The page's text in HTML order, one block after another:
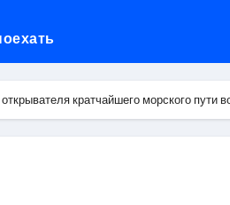
как превратить ливень в
премиального
кратчайшего морского пути